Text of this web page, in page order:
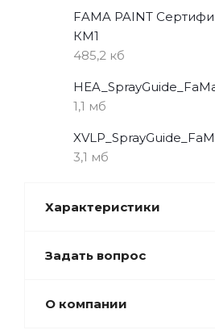
FAMA PAINT
КМ1
485,2 кб
1,1 мб
3,1 мб
Характеристики
Задать вопрос
О компании